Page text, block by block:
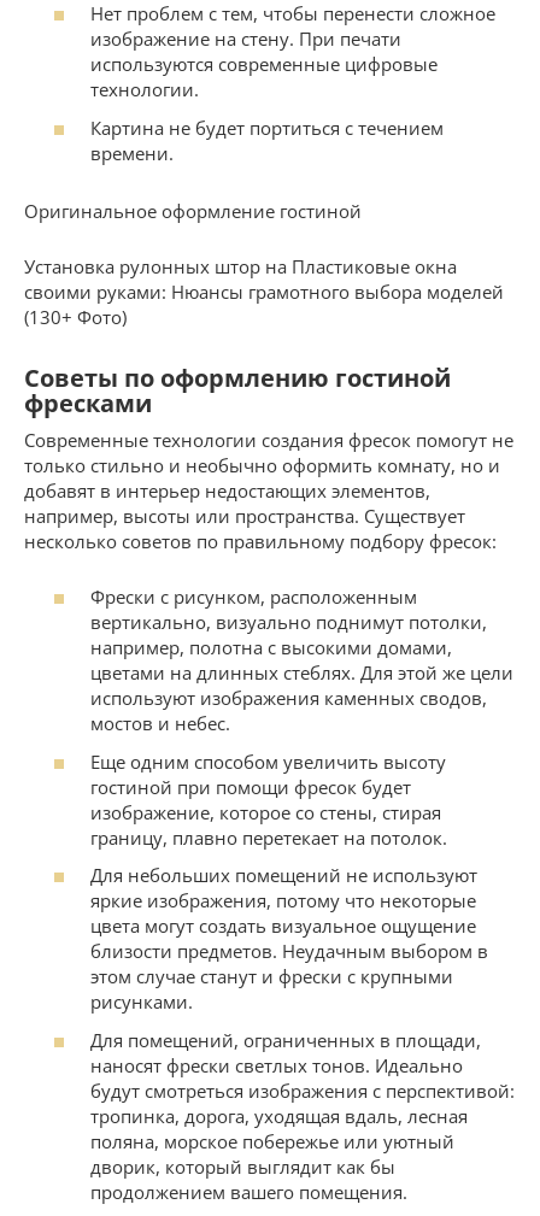
Нет проблем с тем, чтобы перенести сложное
изображение на стену. При печати
используются современные цифровые
технологии.
Картина не будет портиться с течением
времени.
Оригинальное оформление гостиной
Установка рулонных штор на Пластиковые окна
своими руками: Нюансы грамотного выбора моделей
(130+ Фото)
Советы по оформлению гостиной
фресками
Современные технологии создания фресок помогут не
только стильно и необычно оформить комнату, но и
добавят в интерьер недостающих элементов,
например, высоты или пространства. Существует
несколько советов по правильному подбору фресок:
Фрески с рисунком, расположенным
вертикально, визуально поднимут потолки,
например, полотна с высокими домами,
цветами на длинных стеблях. Для этой же цели
используют изображения каменных сводов,
мостов и небес.
Еще одним способом увеличить высоту
гостиной при помощи фресок будет
изображение, которое со стены, стирая
границу, плавно перетекает на потолок.
Для небольших помещений не используют
яркие изображения, потому что некоторые
цвета могут создать визуальное ощущение
близости предметов. Неудачным выбором в
этом случае станут и фрески с крупными
рисунками.
Для помещений, ограниченных в площади,
наносят фрески светлых тонов. Идеально
будут смотреться изображения с перспективой:
тропинка, дорога, уходящая вдаль, лесная
поляна, морское побережье или уютный
дворик, который выглядит как бы
продолжением вашего помещения.